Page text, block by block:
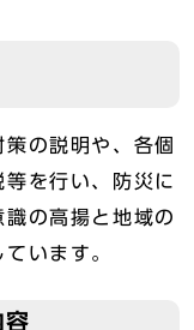
の説明や、各個
を行い、防災に
の高揚と地域の
います。
容